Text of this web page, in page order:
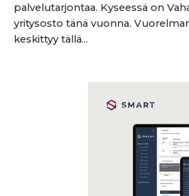
palvelutarjontaa. Kyseessä on
yritysosto tänä vuonna.
keskittyy tällä...